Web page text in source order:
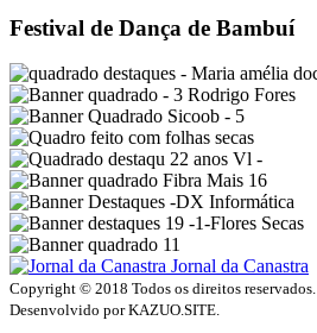
Festival de Dança de Bambuí
Jornal da Canastra
Copyright © 2018 Todos os direitos reservados.
Desenvolvido por KAZUO.SITE.